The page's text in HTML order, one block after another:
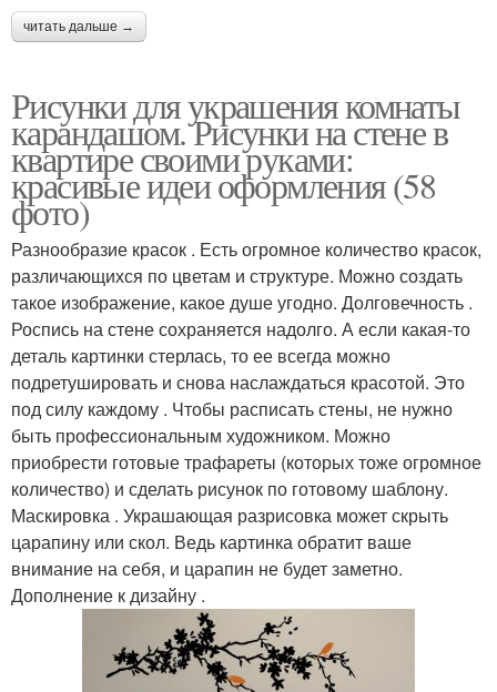
читать дальше →
Рисунки для украшения комнаты
карандашом. Рисунки на стене в
квартире своими руками:
красивые идеи оформления (58
фото)
Разнообразие красок . Есть огромное количество красок,
различающихся по цветам и структуре. Можно создать
такое изображение, какое душе угодно. Долговечность .
Роспись на стене сохраняется надолго. А если какая-то
деталь картинки стерлась, то ее всегда можно
подретушировать и снова наслаждаться красотой. Это
под силу каждому . Чтобы расписать стены, не нужно
быть профессиональным художником. Можно
приобрести готовые трафареты (которых тоже огромное
количество) и сделать рисунок по готовому шаблону.
Маскировка . Украшающая разрисовка может скрыть
царапину или скол. Ведь картинка обратит ваше
внимание на себя, и царапин не будет заметно.
Дополнение к дизайну .